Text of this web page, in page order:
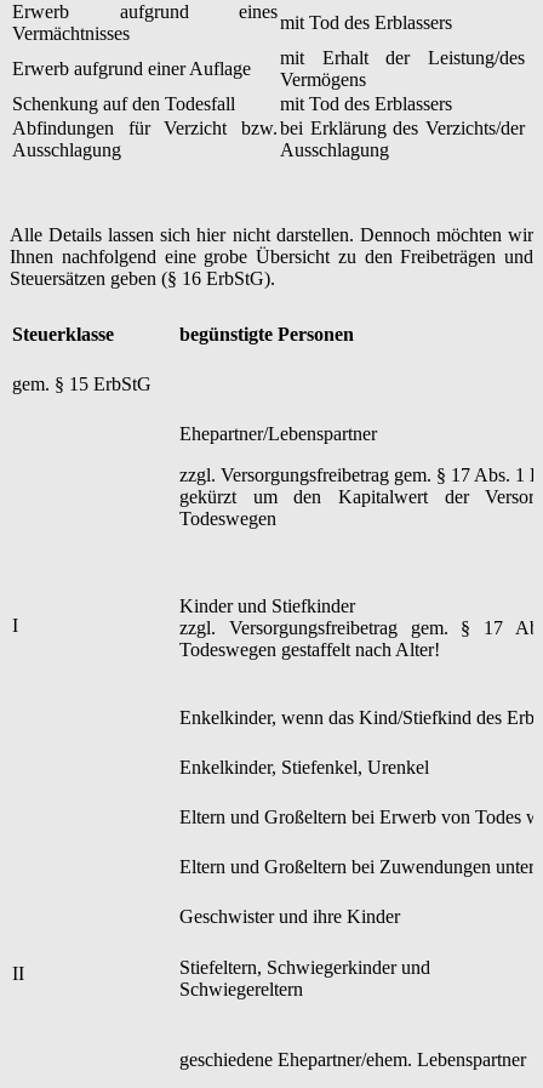
Erwerb aufgrund eines
Vermächtnisses
mit Tod des Erblassers
Erwerb aufgrund einer Auflage
mit Erhalt der Leistung/des
Vermögens
Schenkung auf den Todesfall
mit Tod des Erblassers
Abfindungen für Verzicht bzw.
Ausschlagung
bei Erklärung des Verzichts/der
Ausschlagung
Alle Details lassen sich hier nicht darstellen. Dennoch möchten wir
Ihnen nachfolgend eine grobe Übersicht zu den Freibeträgen und
Steuersätzen geben (§ 16 ErbStG).
Steuerklasse begünstigte Personen
gem. § 15 ErbStG
I
Ehepartner/Lebenspartner
zzgl. Versorgungsfreibetrag gem. § 17 Abs. 1
gekürzt um den Kapitalwert der
Todeswegen
Kinder und Stiefkinder
zzgl. Versorgungsfreibetrag gem. § 17
Todeswegen gestaffelt nach Alter!
Enkelkinder, wenn das Kind/Stiefkind des
Enkelkinder, Stiefenkel, Urenkel
Eltern und Großeltern bei Erwerb von Todes
II
Eltern und Großeltern bei Zuwendungen unter
Geschwister und ihre Kinder
Stiefeltern, Schwiegerkinder und
Schwiegereltern
geschiedene Ehepartner/ehem. Lebenspartner